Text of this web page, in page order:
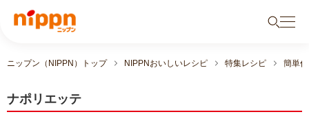
ニップン（NIPPN）トップ NIPPNおいしいレシピ 特集レシピ 簡単
ナポリエッテ